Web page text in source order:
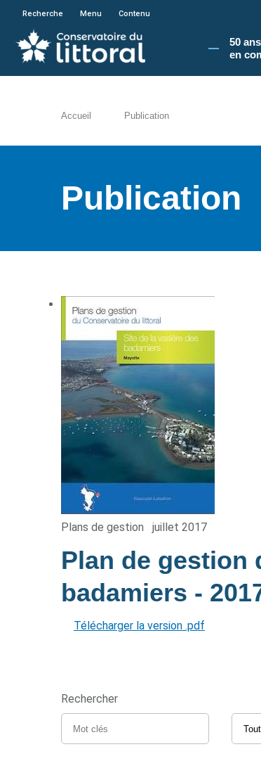
En poursuivant votre
Recherche Menu Contenu
50
en
Accueil Publication
Publication
Plans de gestion juillet 2017
Plan de gestion
badamiers -
Télécharger la version .pdf
Rechercher